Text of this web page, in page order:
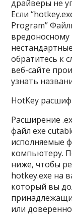
драйверы не
Если
Program”
обратитесь к
веб-сайте
узнать
HotKey
Расширение
файл exe
исполняемые
компьютеру.
ниже, чтобы
hotkey.exe на
который вы
или